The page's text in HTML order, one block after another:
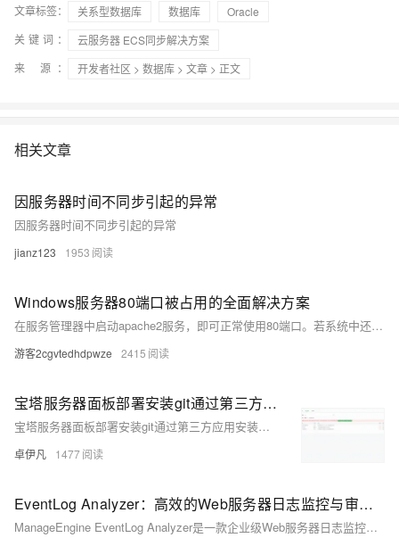
文章标签： 关系型数据库 数据库
Oracle
关键词：
云服务器 ECS同步解决方案
来 源：
开发者社区 > 数据库 > 文章 > 正文
相关文章
因服务器时间不同步引起的异常
因服务器时间不同步引起的异常
jianz123 1953
Windows服务器80端口被占用的全面解决方案
在服务管理器中启动apache2服务，即可正常使用80端口。若系统中还安装了其他微软产品如sql等，也可尝试停止其服务进行测试，但请注意，SQL通常不会使用80端口，因此一般不会受到影响。以上就是关于80端口被system占用的详细解决方法，希望对你有所帮助。
游客2cgvtedhdpwze 2415
宝塔服务器面板部署安装git通过第三方应用安装收费怎么办—bash: git: command not found解决方案-优雅草卓伊凡
宝塔服务器面板部署安装git通过第三方应用安装收费怎么办—bash: git: command not found解决方案-优雅草卓伊凡
卓伊凡 1477
EventLog Analyzer：高效的Web服务器日志监控与审计解决方案
ManageEngine EventLog Analyzer是一款企业级Web服务器日志监控与审计工具，支持Apache、IIS、Nginx等主流服务器，实现日志集中管理、实时威胁检测、合规报表生成及可视化分析，助力企业应对安全攻击与合规挑战，提升运维效率。